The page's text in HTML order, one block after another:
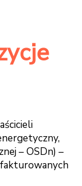
– OSDn) –